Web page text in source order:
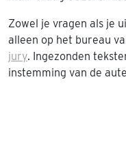
Zowel je vragen als je
alleen op het bureau
jury. Ingezonden
instemming van de